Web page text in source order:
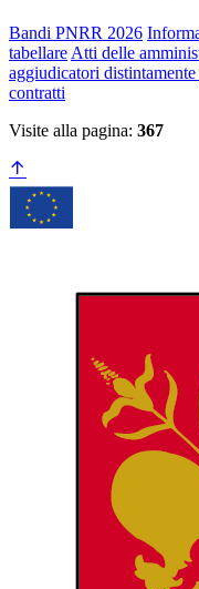
Bandi PNRR 2026
tabellare Atti delle
aggiudicatori
contratti
Visite alla pagina: 367